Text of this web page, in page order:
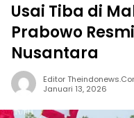
Usai Tiba di
Prabowo
Nusantara
Editor
Januari 13, 2026